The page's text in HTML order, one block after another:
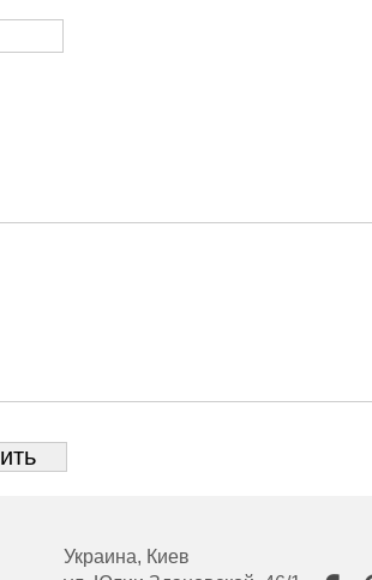
Украина, Киев